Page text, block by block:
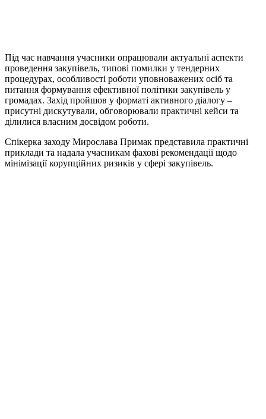
Під час навчання учасники опрацювали актуальні аспекти
проведення закупівель, типові помилки у тендерних
процедурах, особливості роботи уповноважених осіб та
питання формування ефективної політики закупівель у
громадах. Захід пройшов у форматі активного діалогу –
присутні дискутували, обговорювали практичні кейси та
ділилися власним досвідом роботи.
Спікерка заходу Мирослава Примак представила практичні
приклади та надала учасникам фахові рекомендації щодо
мінімізації корупційних ризиків у сфері закупівель.